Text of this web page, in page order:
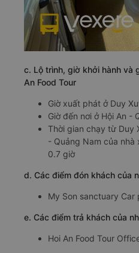
c. Lộ trình, giờ khởi hành và
An Food Tour
Giờ xuất phát ở Duy
Giờ đến nơi ở Hội An -
Thời gian chạy từ Duy
- Quảng Nam của nhà
0.7 giờ
d. Các điểm đón khách của
My Son sanctuary Car
e. Các điểm trả khách của
Hoi An Food Tour